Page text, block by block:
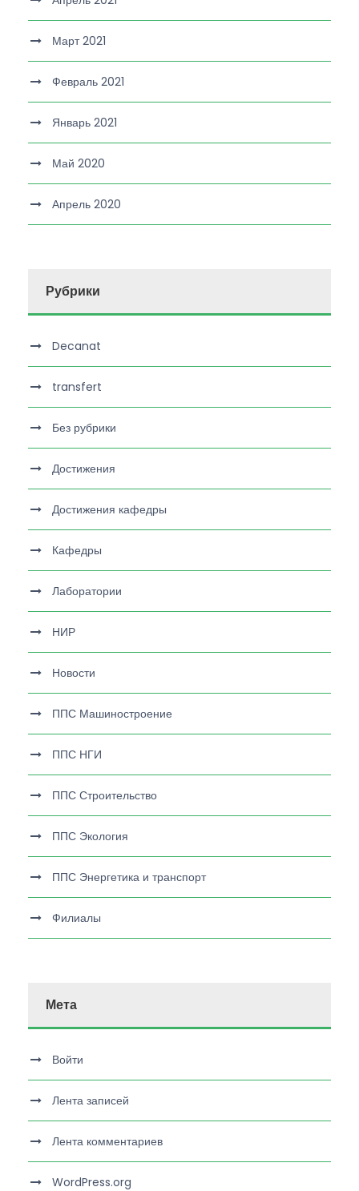
Март 2021
Февраль 2021
Январь 2021
Май 2020
Апрель 2020
Рубрики
Decanat
transfert
Без рубрики
Достижения
Достижения кафедры
Кафедры
Лаборатории
НИР
Новости
ППС Машиностроение
ППС НГИ
ППС Строительство
ППС Экология
ППС Энергетика и транспорт
Филиалы
Мета
Войти
Лента записей
Лента комментариев
WordPress.org